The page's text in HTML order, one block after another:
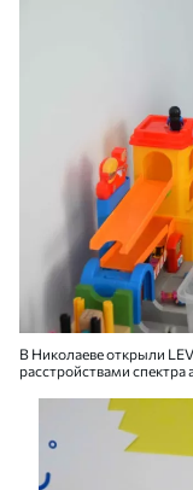
В Николаеве открыли
расстройствами